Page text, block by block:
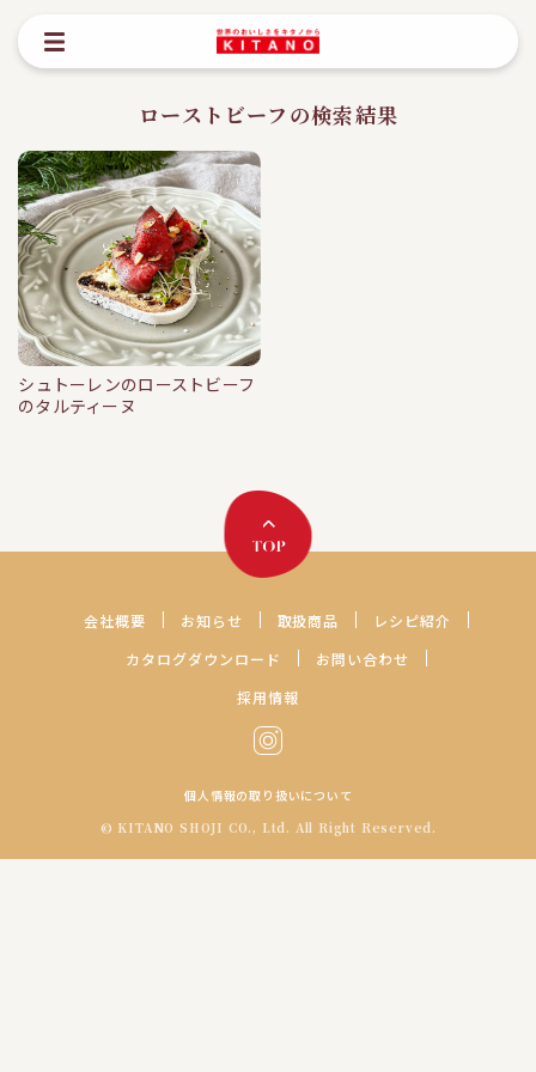
ローストビーフの検索結果
min
シュトーレンのローストビーフのタ
レシピの続きを見る
シュトーレンのローストビーフ
のタルティーヌ
会社概要 お知らせ 取扱商品
レシピ紹介
カタログダウンロード
お問い合わせ
採用情報
個人情報の取り扱いについて
© KITANO SHOJI CO., Ltd. All Right Reserved.